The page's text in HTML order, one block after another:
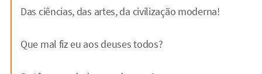
Das ciências, das artes, da civilização moderna!
Que mal fiz eu aos deuses todos?